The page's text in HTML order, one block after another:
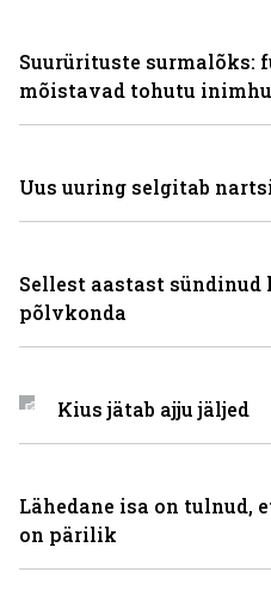
Suurürituste surmalõks:
mõistavad tohutu
Uus uuring selgitab
Sellest aastast sündinud
põlvkonda
Kius jätab ajju jäljed
Lähedane isa on tulnud,
on pärilik